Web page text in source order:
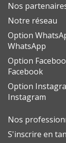
Nos
Notre réseau
Option
WhatsApp
Option
Facebook
Option
Instagram
Nos
S'inscrire en